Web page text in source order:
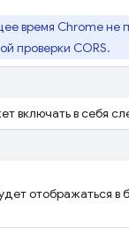
время Chrome не
проверки CORS.
включать в себя
отображаться в